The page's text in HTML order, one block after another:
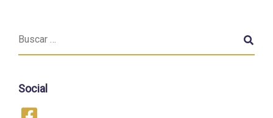
Social